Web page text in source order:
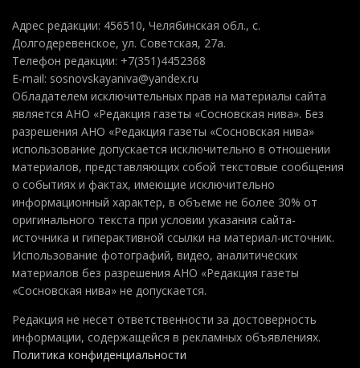
Адрес редакции: 456510, Челябинская обл., с.
Долгодеревенское, ул. Советская, 27а.
Телефон редакции: +7(351)4452368
E-mail: sosnovskayaniva@yandex.ru
Обладателем исключительных прав на материалы сайта
является АНО «Редакция газеты «Сосновская нива». Без
разрешения АНО «Редакция газеты «Сосновская нива»
использование допускается исключительно в отношении
материалов, представляющих собой текстовые сообщения
о событиях и фактах, имеющие исключительно
информационный характер, в объеме не более 30% от
оригинального текста при условии указания сайта-
источника и гиперактивной ссылки на материал-источник.
Использование фотографий, видео, аналитических
материалов без разрешения АНО «Редакция газеты
«Сосновская нива» не допускается.
Редакция не несет ответственности за достоверность
информации, содержащейся в рекламных объявлениях.
Политика конфиденциальности